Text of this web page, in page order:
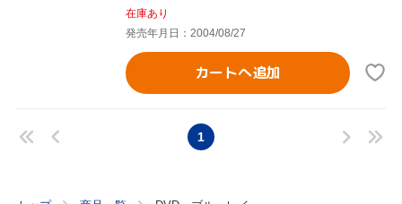
在庫あり
発売年月日：2004/08/27
カートへ追加
1